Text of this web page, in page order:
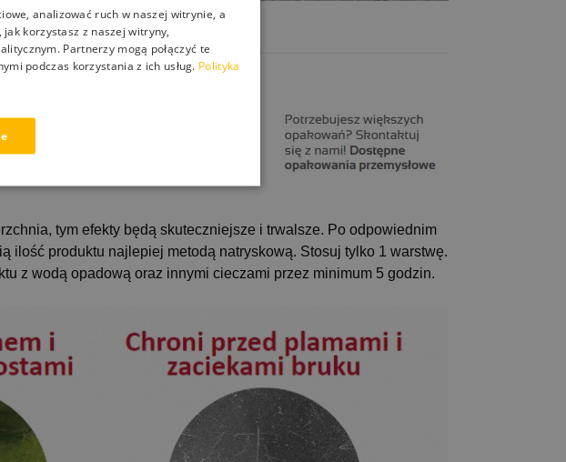
tym efekty będą skuteczniejsze i trwalsze. Po odpowiednim
ilość produktu najlepiej metodą natryskową. Stosuj tylko 1 warstwę.
z wodą opadową oraz innymi cieczami przez minimum 5 godzin.
analizować ruch w naszej witrynie, a
korzystasz z naszej witryny,
Partnerzy mogą połączyć te
podczas korzystania z ich usług. Polityka